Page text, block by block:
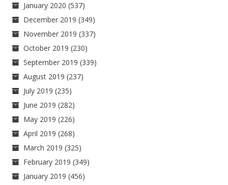
January 2020 (537)
December 2019 (349)
November 2019 (337)
October 2019 (230)
September 2019 (339)
August 2019 (237)
July 2019 (235)
June 2019 (282)
May 2019 (226)
April 2019 (268)
March 2019 (325)
February 2019 (349)
January 2019 (456)